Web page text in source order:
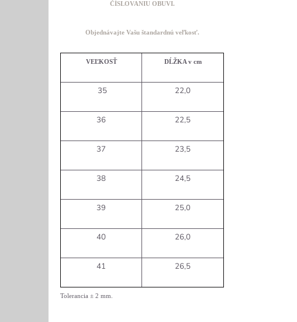
ČÍSLOVANIU OBUVI.
Objednávajte Vašu štandardnú veľkosť.
VEĽKOSŤ DĹŽKA v cm
35 22,0
36 22,5
37 23,5
38 24,5
39 25,0
40 26,0
41 26,5
Tolerancia ± 2 mm.